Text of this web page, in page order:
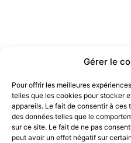
Gérer le
Pour offrir les meilleures
telles que les cookies pour stocker
appareils. Le fait de consentir à
des données telles que le
sur ce site. Le fait de ne pas
peut avoir un effet négatif sur
Les marques doivent-
19 juillet 2022